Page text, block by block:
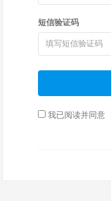
短信验证码
我已阅读并同意